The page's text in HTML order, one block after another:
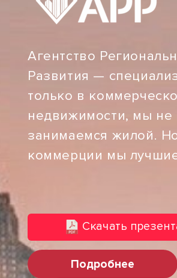
Агентство
Развития —
только в
недвижимости, мы не
занимаемся жилой.
коммерции мы
Скачать
Подробнее